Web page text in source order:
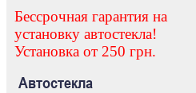
Бессрочная гарантия на
установку автостекла!
Установка от 250 грн.
Автостекла